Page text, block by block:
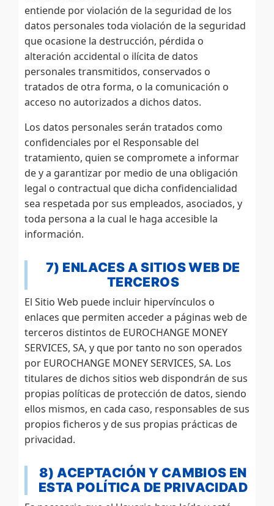
entiende por violación de la seguridad de los
datos personales toda violación de la seguridad
que ocasione la destrucción, pérdida o
alteración accidental o ilícita de datos
personales transmitidos, conservados o
tratados de otra forma, o la comunicación o
acceso no autorizados a dichos datos.
Los datos personales serán tratados como
confidenciales por el Responsable del
tratamiento, quien se compromete a informar
de y a garantizar por medio de una obligación
legal o contractual que dicha confidencialidad
sea respetada por sus empleados, asociados, y
toda persona a la cual le haga accesible la
información.
7) ENLACES A SITIOS WEB DE
TERCEROS
El Sitio Web puede incluir hipervínculos o
enlaces que permiten acceder a páginas web de
terceros distintos de EUROCHANGE MONEY
SERVICES, SA, y que por tanto no son operados
por EUROCHANGE MONEY SERVICES, SA. Los
titulares de dichos sitios web dispondrán de sus
propias políticas de protección de datos, siendo
ellos mismos, en cada caso, responsables de sus
propios ficheros y de sus propias prácticas de
privacidad.
8) ACEPTACIÓN Y CAMBIOS EN
ESTA POLÍTICA DE PRIVACIDAD